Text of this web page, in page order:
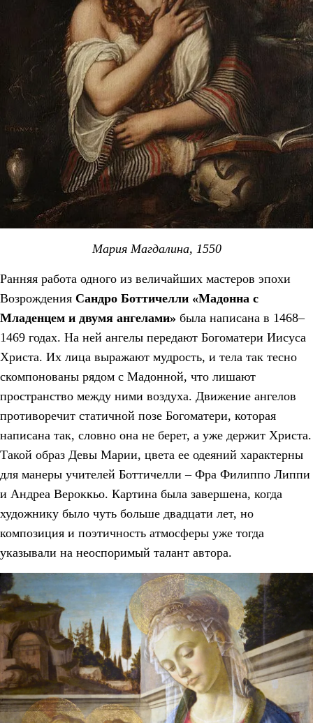
Мария Магдалина, 1550
Ранняя работа одного из величайших мастеров эпохи
Возрождения Сандро Боттичелли «Мадонна с
Младенцем и двумя ангелами» была написана в 1468–
1469 годах. На ней ангелы передают Богоматери Иисуса
Христа. Их лица выражают мудрость, и тела так тесно
скомпонованы рядом с Мадонной, что лишают
пространство между ними воздуха. Движение ангелов
противоречит статичной позе Богоматери, которая
написана так, словно она не берет, а уже держит Христа.
Такой образ Девы Марии, цвета ее одеяний характерны
для манеры учителей Боттичелли – Фра Филиппо Липпи
и Андреа Вероккьо. Картина была завершена, когда
художнику было чуть больше двадцати лет, но
композиция и поэтичность атмосферы уже тогда
указывали на неоспоримый талант автора.